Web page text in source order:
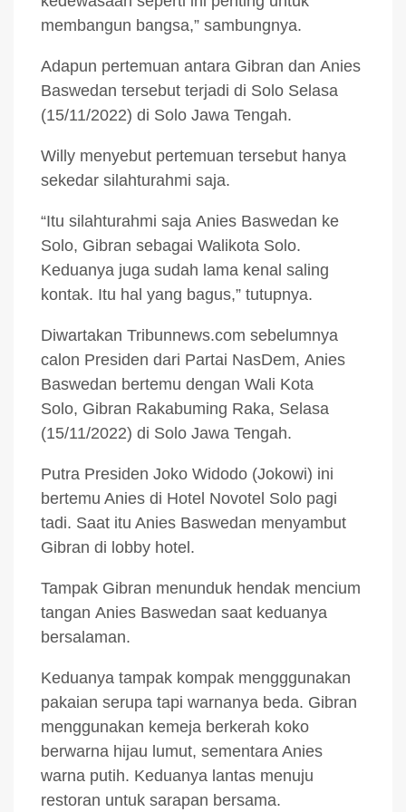
membangun bangsa,” sambungnya.
Adapun pertemuan antara Gibran dan Anies
Baswedan tersebut terjadi di Solo Selasa
(15/11/2022) di Solo Jawa Tengah.
Willy menyebut pertemuan tersebut hanya
sekedar silahturahmi saja.
“Itu silahturahmi saja Anies Baswedan ke
Solo, Gibran sebagai Walikota Solo.
Keduanya juga sudah lama kenal saling
kontak. Itu hal yang bagus,” tutupnya.
Diwartakan Tribunnews.com sebelumnya
calon Presiden dari Partai NasDem, Anies
Baswedan bertemu dengan Wali Kota
Solo, Gibran Rakabuming Raka, Selasa
(15/11/2022) di Solo Jawa Tengah.
Putra Presiden Joko Widodo (Jokowi) ini
bertemu Anies di Hotel Novotel Solo pagi
tadi. Saat itu Anies Baswedan menyambut
Gibran di lobby hotel.
Tampak Gibran menunduk hendak mencium
tangan Anies Baswedan saat keduanya
bersalaman.
Keduanya tampak kompak mengggunakan
pakaian serupa tapi warnanya beda. Gibran
menggunakan kemeja berkerah koko
berwarna hijau lumut, sementara Anies
warna putih. Keduanya lantas menuju
restoran untuk sarapan bersama.